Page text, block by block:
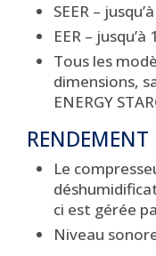
SEER –
EER – jusqu’à
Tous les
dimensions,
ENERGY
RENDEMENT
Le
ci est gérée
Niveau